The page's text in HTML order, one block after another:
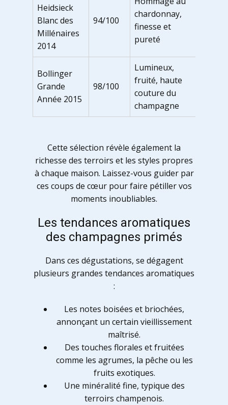
Heidsieck
Blanc des
Millénaires
2014
94/100
chardonnay,
finesse et
pureté
Bollinger
Grande
Année 2015
98/100
Lumineux,
fruité, haute
couture du
champagne
Cette sélection révèle également la
richesse des terroirs et les styles propres
à chaque maison. Laissez-vous guider par
ces coups de cœur pour faire pétiller vos
moments inoubliables.
Les tendances aromatiques
des champagnes primés
Dans ces dégustations, se dégagent
plusieurs grandes tendances aromatiques
:
Les notes boisées et briochées,
annonçant un certain vieillissement
maîtrisé.
Des touches florales et fruitées
comme les agrumes, la pêche ou les
fruits exotiques.
Une minéralité fine, typique des
terroirs champenois.